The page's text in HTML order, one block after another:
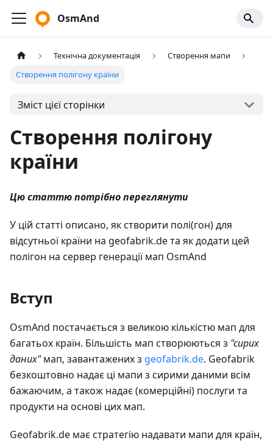
OsmAnd
Технічна документація
Створення мапи
Створення полігону країни
Зміст цієї сторінки
Створення полігону
країни
Цю статтю потрібно переглянути
У цій статті описано, як створити полі(гон) для
відсутньої країни на geofabrik.de та як додати цей
полігон на сервер генерації мап OsmAnd
Вступ
OsmAnd постачається з великою кількістю мап для
багатьох країн. Більшість мап створюються з "сирих
даних"мап, завантажених з geofabrik.de. Geofabrik
безкоштовно надає ці мапи з сирими даними всім
бажаючим, а також надає (комерційні) послуги та
продукти на основі цих мап.
Geofabrik.de має стратегію надавати мапи для країн,